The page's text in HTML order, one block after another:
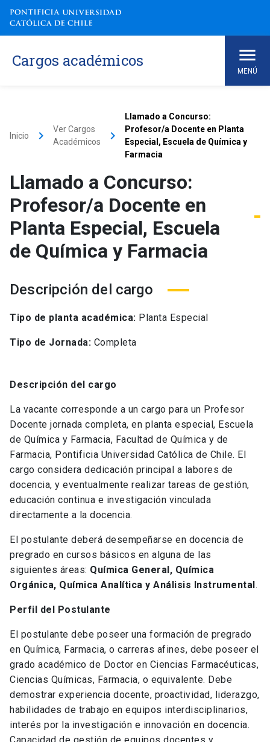
Cargos académicos
MENÚ
Inicio keyboard_arrow_right
Ver Cargos
Académicos
keyboard_arrow_right
Llamado a Concurso:
Profesor/a Docente en Planta
Especial, Escuela de Química y
Farmacia
Llamado a Concurso:
Profesor/a Docente en
Planta Especial, Escuela
de Química y Farmacia
Descripción del cargo
Tipo de planta académica: Planta Especial
Tipo de Jornada: Completa
Descripción del cargo
La vacante corresponde a un cargo para un Profesor
Docente jornada completa, en planta especial, Escuela
de Química y Farmacia, Facultad de Química y de
Farmacia, Pontificia Universidad Católica de Chile. El
cargo considera dedicación principal a labores de
docencia, y eventualmente realizar tareas de gestión,
educación continua e investigación vinculada
directamente a la docencia.
El postulante deberá desempeñarse en docencia de
pregrado en cursos básicos en alguna de las
siguientes áreas: Química General, Química
Orgánica, Química Analítica y Análisis Instrumental.
Perfil del Postulante
El postulante debe poseer una formación de pregrado
en Química, Farmacia, o carreras afines, debe poseer el
grado académico de Doctor en Ciencias Farmacéuticas,
Ciencias Químicas, Farmacia, o equivalente. Debe
demostrar experiencia docente, proactividad, liderazgo,
habilidades de trabajo en equipos interdisciplinarios,
interés por la investigación e innovación en docencia.